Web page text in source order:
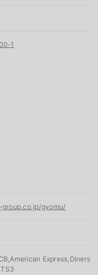
1
gyomu/
Express,Diners